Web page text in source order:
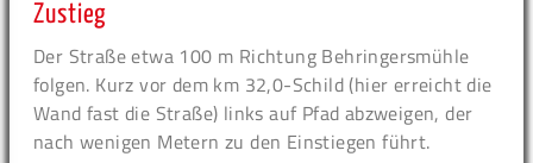
Zustieg
Der Straße etwa 100 m Richtung Behringersmühle
folgen. Kurz vor dem km 32,0-Schild (hier erreicht die
Wand fast die Straße) links auf Pfad abzweigen, der
nach wenigen Metern zu den Einstiegen führt.